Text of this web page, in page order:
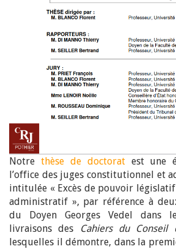
Notre thèse de doctoratest une
l’office des juges constitutionnel et
intitulée « Excès de pouvoir
administratif », par référence à
du Doyen Georges Vedel dans
livraisons des
Cahiers du Conseil
lesquelles il démontre, dans la